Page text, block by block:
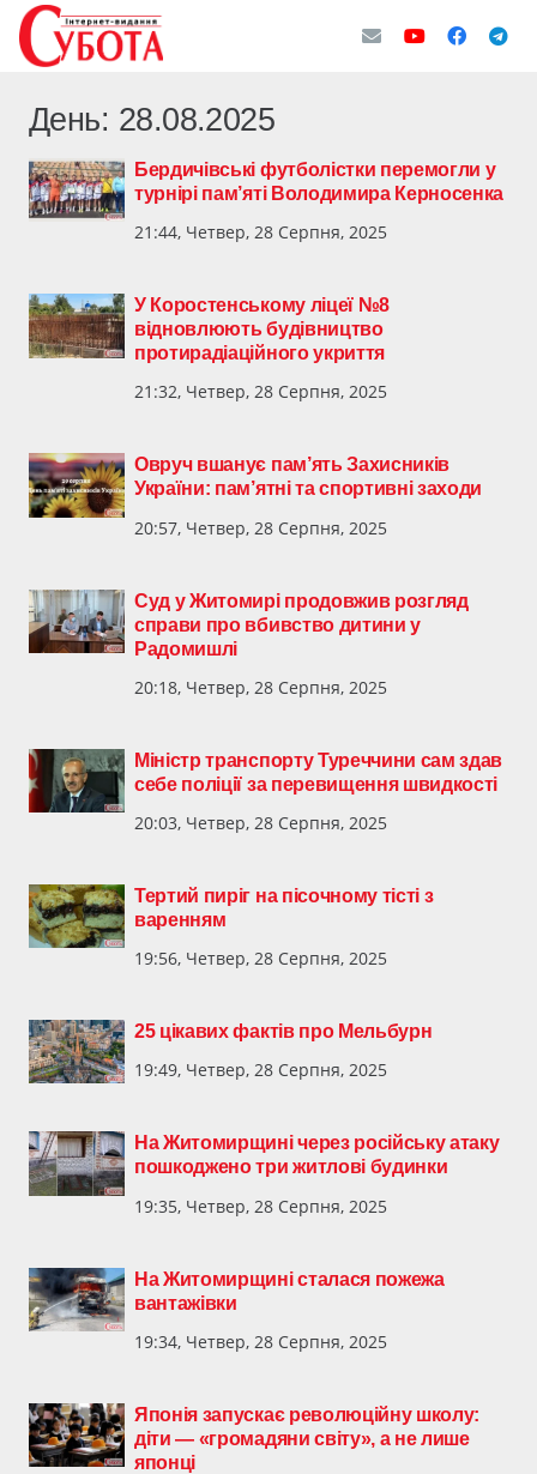
День: 28.08.2025
Бердичівські футболістки перемогли у
турнірі пам’яті Володимира Керносенка
21:44, Четвер, 28 Серпня, 2025
У Коростенському ліцеї №8
відновлюють будівництво
протирадіаційного укриття
21:32, Четвер, 28 Серпня, 2025
Овруч вшанує пам’ять Захисників
України: пам’ятні та спортивні заходи
20:57, Четвер, 28 Серпня, 2025
Суд у Житомирі продовжив розгляд
справи про вбивство дитини у
Радомишлі
20:18, Четвер, 28 Серпня, 2025
Міністр транспорту Туреччини сам здав
себе поліції за перевищення швидкості
20:03, Четвер, 28 Серпня, 2025
Тертий пиріг на пісочному тісті з
варенням
19:56, Четвер, 28 Серпня, 2025
25 цікавих фактів про Мельбурн
19:49, Четвер, 28 Серпня, 2025
На Житомирщині через російську атаку
пошкоджено три житлові будинки
19:35, Четвер, 28 Серпня, 2025
На Житомирщині сталася пожежа
вантажівки
19:34, Четвер, 28 Серпня, 2025
Японія запускає революційну школу:
діти — «громадяни світу», а не лише
японці